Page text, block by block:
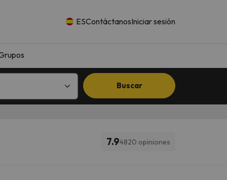
ESContáctanosIniciar sesión
Buscar
7.94820 opiniones